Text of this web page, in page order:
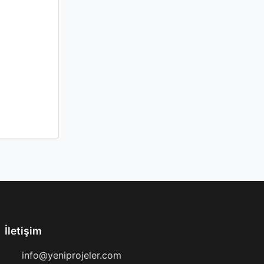
İletişim
info@yeniprojeler.com